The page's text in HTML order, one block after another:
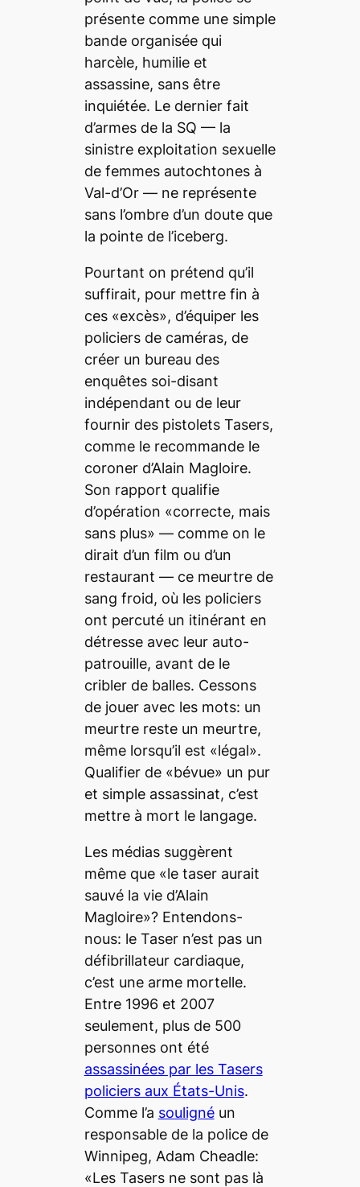
présente comme une simple
bande organisée qui
harcèle, humilie et
assassine, sans être
inquiétée. Le dernier fait
d’armes de la SQ — la
sinistre exploitation sexuelle
de femmes autochtones à
Val-d’Or — ne représente
sans l’ombre d’un doute que
la pointe de l’iceberg.
Pourtant on prétend qu’il
suffirait, pour mettre fin à
ces «excès», d’équiper les
policiers de caméras, de
créer un bureau des
enquêtes soi-disant
indépendant ou de leur
fournir des pistolets Tasers,
comme le recommande le
coroner d’Alain Magloire.
Son rapport qualifie
d’opération «correcte, mais
sans plus» — comme on le
dirait d’un film ou d’un
restaurant — ce meurtre de
sang froid, où les policiers
ont percuté un itinérant en
détresse avec leur auto-
patrouille, avant de le
cribler de balles. Cessons
de jouer avec les mots: un
meurtre reste un meurtre,
même lorsqu’il est «légal».
Qualifier de «bévue» un pur
et simple assassinat, c’est
mettre à mort le langage.
Les médias suggèrent
même que «le taser aurait
sauvé la vie d’Alain
Magloire»? Entendons-
nous: le Taser n’est pas un
défibrillateur cardiaque,
c’est une arme mortelle.
Entre 1996 et 2007
seulement, plus de 500
personnes ont été
assassinées par les Tasers
policiers aux États-Unis.
Comme l’a soulignéun
responsable de la police de
Winnipeg, Adam Cheadle:
«Les Tasers ne sont pas là